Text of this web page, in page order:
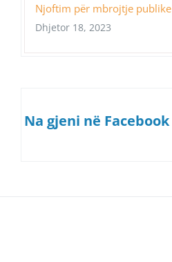
Njoftim për mbrojtje publike
Dhjetor 18, 2023
Na gjeni në Facebook